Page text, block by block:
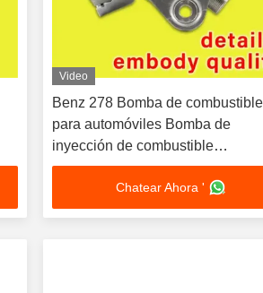
Video
Benz 278 Bomba de combustible
para automóviles Bomba de
inyección de combustible
A2780701101
Chatear Ahora '